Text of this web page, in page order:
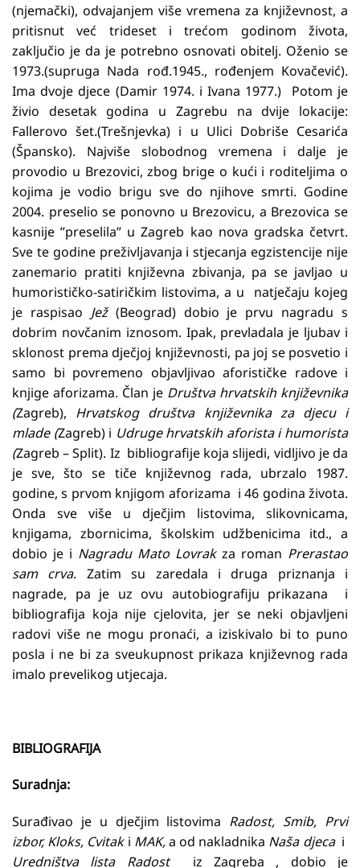
(njemački), odvajanjem više vremena za književnost, a
pritisnut već trideset i trećom godinom života,
zaključio je da je potrebno osnovati obitelj. Oženio se
1973.(supruga Nada rođ.1945., rođenjem Kovačević).
Ima dvoje djece (Damir 1974. i Ivana 1977.) Potom je
živio desetak godina u Zagrebu na dvije lokacije:
Fallerovo šet.(Trešnjevka) i u Ulici Dobriše Cesarića
(Špansko). Najviše slobodnog vremena i dalje je
provodio u Brezovici, zbog brige o kući i roditeljima o
kojima je vodio brigu sve do njihove smrti. Godine
2004. preselio se ponovno u Brezovicu, a Brezovica se
kasnije ”preselila” u Zagreb kao nova gradska četvrt.
Sve te godine preživljavanja i stjecanja egzistencije nije
zanemario pratiti književna zbivanja, pa se javljao u
humorističko-satiričkim listovima, a u natječaju kojeg
je raspisao Jež(Beograd) dobio je prvu nagradu s
dobrim novčanim iznosom. Ipak, prevladala je ljubav i
sklonost prema dječjoj književnosti, pa joj se posvetio i
samo bi povremeno objavljivao aforističke radove i
knjige aforizama. Član je Društva hrvatskih književnika
(Zagreb), Hrvatskog društva književnika za djecu i
mlade (Zagreb) i Udruge hrvatskih aforista i humorista
(Zagreb – Split). Iz bibliografije koja slijedi, vidljivo je da
je sve, što se tiče književnog rada, ubrzalo 1987.
godine, s prvom knjigom aforizama i 46 godina života.
Onda sve više u dječjim listovima, slikovnicama,
knjigama, zbornicima, školskim udžbenicima itd., a
dobio je i Nagradu Mato Lovrak za roman Prerastao
sam crva. Zatim su zaredala i druga priznanja i
nagrade, pa je uz ovu autobiografiju prikazana i
bibliografija koja nije cjelovita, jer se neki objavljeni
radovi više ne mogu pronaći, a iziskivalo bi to puno
posla i ne bi za sveukupnost prikaza književnog rada
imalo prevelikog utjecaja.
BIBLIOGRAFIJA
Suradnja:
Surađivao je u dječjim listovima Radost, Smib, Prvi
izbor, Kloks, Cvitaki MAK,a od nakladnika Naša djeca i
Uredništva lista Radost
iz Zagreba , dobio je